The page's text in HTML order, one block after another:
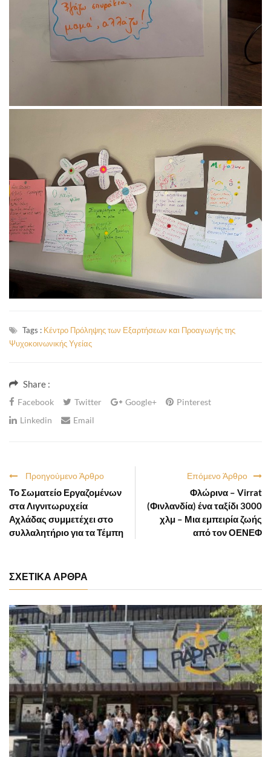
Tags : Κέντρο Πρόληψης των Εξαρτήσεων και Προαγωγής της
Ψυχοκοινωνικής Υγείας
Share :
Facebook Twitter Google+
Pinterest
Linkedin
Email
Επόμενο Άρθρο
Φλώρινα – Virrat
(Φινλανδία) ένα ταξίδι 3000
χλμ – Μια εμπειρία ζωής
από τον ΟΕΝΕΦ
Προηγούμενο Άρθρο
Το Σωματείο Εργαζομένων
στα Λιγνιτωρυχεία
Αχλάδας συμμετέχει στο
συλλαλητήριο για τα Τέμπη
ΣΧΕΤΙΚΑ ΑΡΘΡΑ